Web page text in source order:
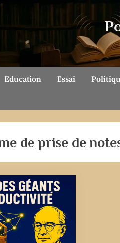
Education Essai
de prise de